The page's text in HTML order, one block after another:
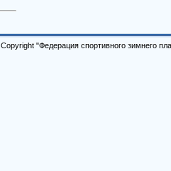
Copyright "Федерация спортивного зимнего